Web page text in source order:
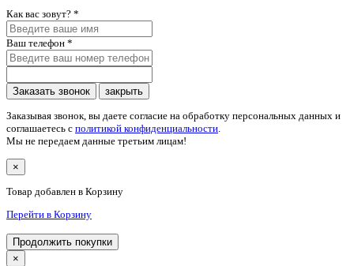
Как вас зовут? *
Ваш телефон *
Заказать звонок закрыть
Заказывая звонок, вы даете согласие на обработку персональных данных и
соглашаетесь c политикой конфиденциальности.
Мы не передаем данные третьим лицам!
×
Товар добавлен в Корзину
Перейти в Корзину
Продолжить покупки
×